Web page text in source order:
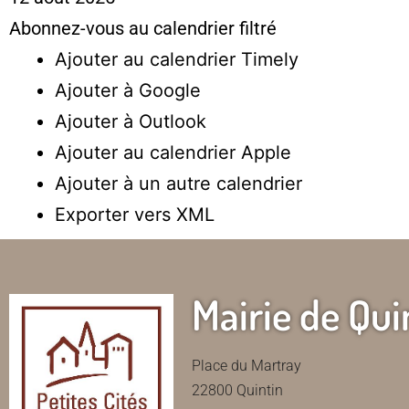
Abonnez-vous au calendrier filtré
Ajouter au calendrier Timely
Ajouter à Google
Ajouter à Outlook
Ajouter au calendrier Apple
Ajouter à un autre calendrier
Exporter vers XML
Mairie de
Place du Martray
22800 Quintin